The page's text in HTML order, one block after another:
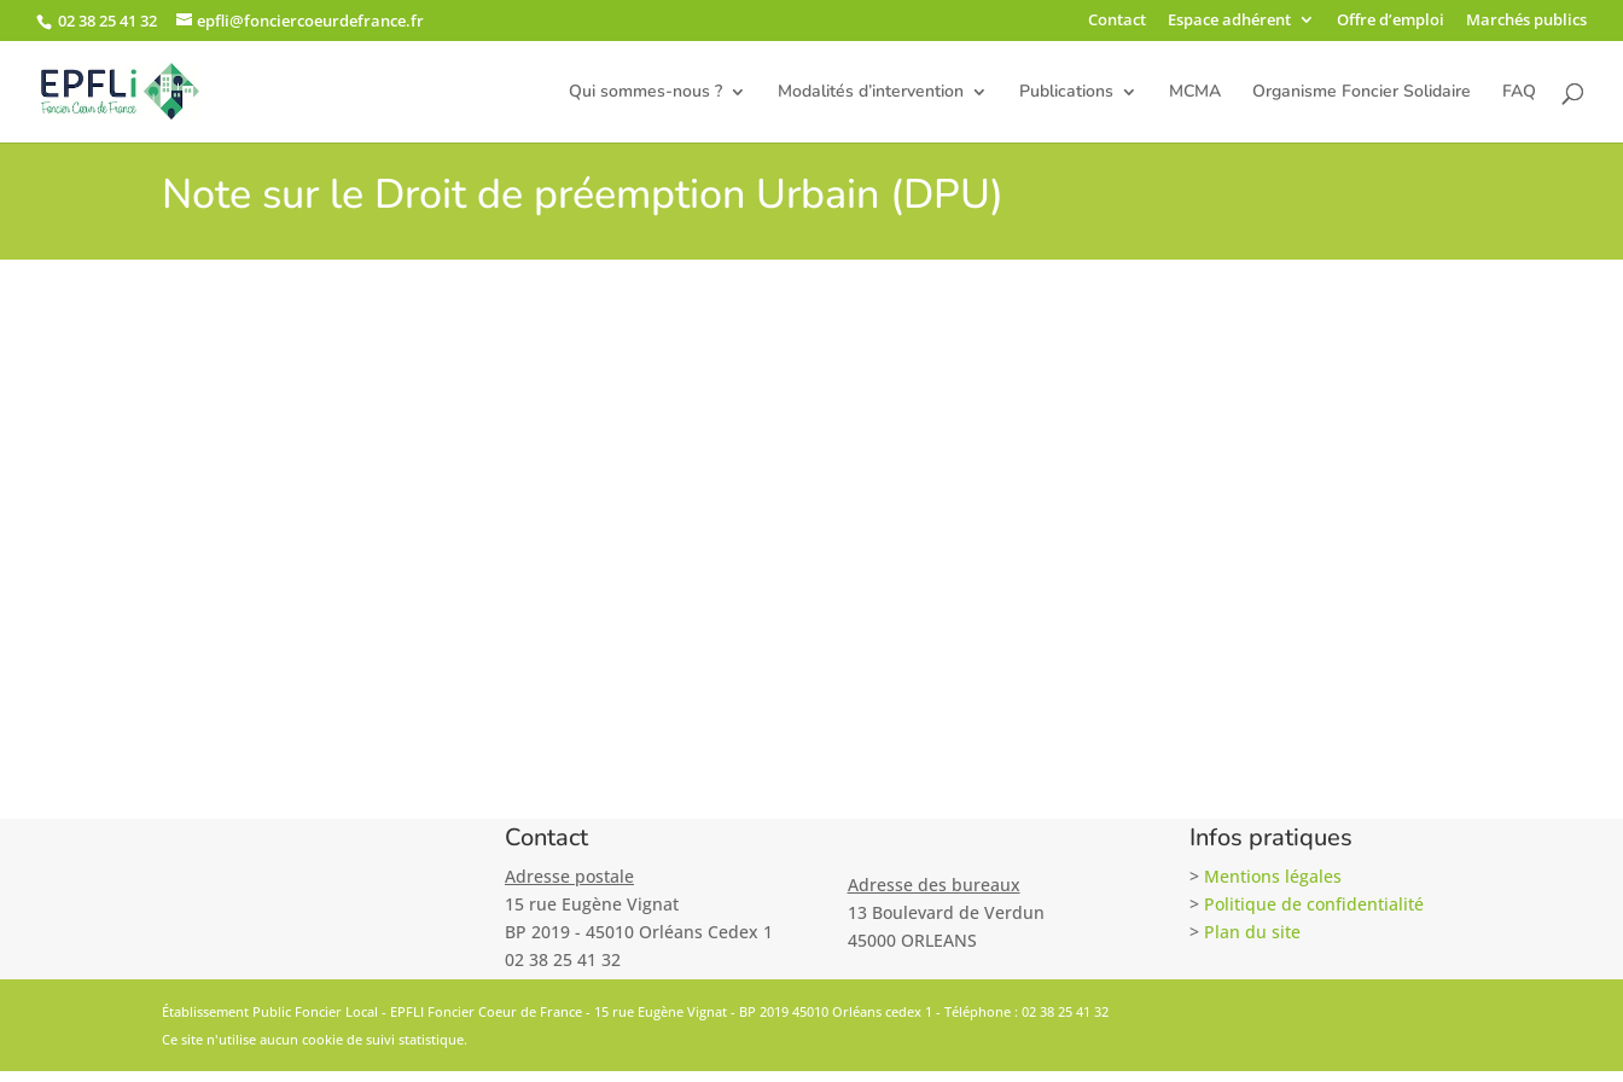
02 38 25 41 32 epfli@fonciercoeurdefrance.fr Contact Espace adhérent Offre d’emploi Marchés publics
Qui sommes-nous ? Modalités d’intervention Publications MCMA Organisme Foncier Solidaire FAQ
Note sur le Droit de préemption Urbain (DPU)
Contact
Adresse postale
15 rue Eugène Vignat
BP 2019 - 45010 Orléans Cedex 1
02 38 25 41 32
Adresse des bureaux
13 Boulevard de Verdun
45000 ORLEANS
Infos pratiques
> Mentions légales
> Politique de confidentialité
> Plan du site
Établissement Public Foncier Local - EPFLI Foncier Coeur de France - 15 rue Eugène Vignat - BP 2019 45010 Orléans cedex 1 - Téléphone : 02 38 25 41 32
Ce site n'utilise aucun cookie de suivi statistique.